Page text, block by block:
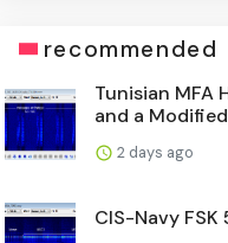
recommended
Tunisian MFA
and a Modified
2 days ago
CIS-Navy